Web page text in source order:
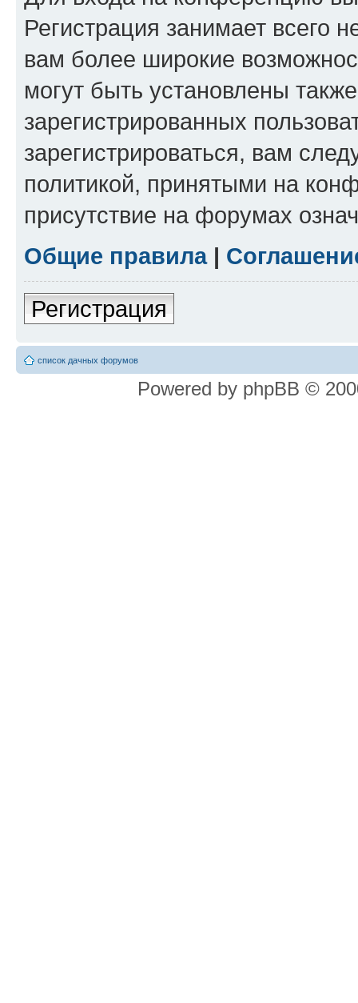
Регистрация занимает всего
вам более широкие
могут быть установлены
зарегистрированных
зарегистрироваться, вам
политикой, принятыми на
присутствие на форумах
Общие правила|
Регистрация
список дачных форумов
Powered by phpBB ©